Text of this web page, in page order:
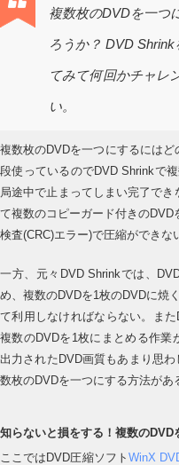
複数枚のDVDを一つ
ろうか？ DVD
てみて何回かチャレ
い。
複数枚のDVDを一つにするには
段使っているのでDVD Shrinkで
局途中で止まってしまい完了で
て複数のコピーガード付きの
検査(CRC)エラー)で圧縮ができな
一方、元々DVD Shrinkでは、
め、複数のDVDを1枚のDVDに焼
て利用しなければならない。ま
複数のDVDを1枚にまとめる作業
出力されたDVD画質もあまり思
数枚のDVDを一つにする方法があ
知らないと損をする！複数の
ここではDVD圧縮ソフト WinX